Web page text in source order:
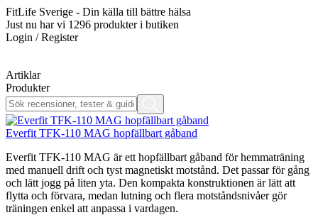
FitLife Sverige - Din källa till bättre hälsa
Just nu har vi 1296 produkter i butiken
Login / Register
Artiklar
Produkter
Everfit TFK-110 MAG hopfällbart gåband
Everfit TFK-110 MAG är ett hopfällbart gåband för hemmaträning
med manuell drift och tyst magnetiskt motstånd. Det passar för gång
och lätt jogg på liten yta. Den kompakta konstruktionen är lätt att
flytta och förvara, medan lutning och flera motståndsnivåer gör
träningen enkel att anpassa i vardagen.